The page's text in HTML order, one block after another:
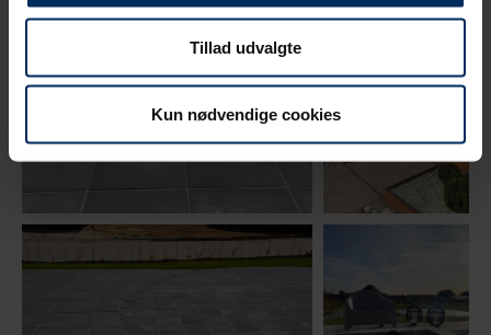
Tillad udvalgte
Kun nødvendige cookies